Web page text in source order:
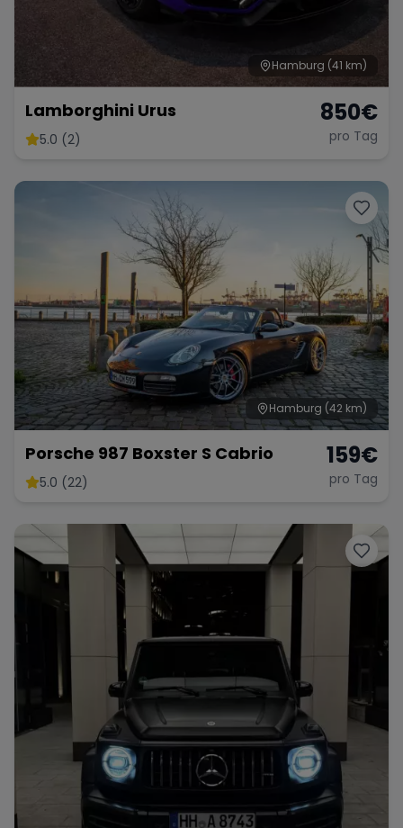
Hamburg (41 km)
Lamborghini Urus
5.0 (2)
850€
pro Tag
Hamburg (42 km)
Porsche 987 Boxster S Cabrio
5.0 (22)
159€
pro Tag